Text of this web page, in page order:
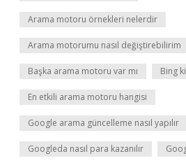
Arama motoru örnekleri nelerdir
Arama motorumu nasıl değiştirebilirim
Başka arama motoru var mı Bing
En etkili arama motoru hangisi
Google arama güncelleme nasıl yapılır
Googleda nasıl para kazanılır